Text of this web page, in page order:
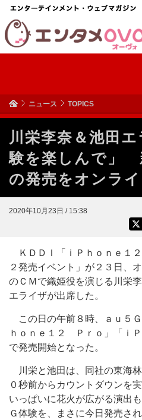
ニュース TOPICS
川栄李奈＆池田
験を楽しんで」
の発売をオンラ
2020年10月23日 / 15:38
ＫＤＤＩ「ｉＰｈｏｎｅ１
２発売イベント」が２３日、
のＣＭで織姫役を演じる川栄
エライザが出席した。
この日の午前８時、ａｕ５
ｈｏｎｅ１２ Ｐｒｏ」「ｉ
で発売開始となった。
川栄と池田は、同社の東海林
０秒前からカウントダウンを
いっぱいに花火が広がる演出
Ｇ体験を、まさに今日発売さ